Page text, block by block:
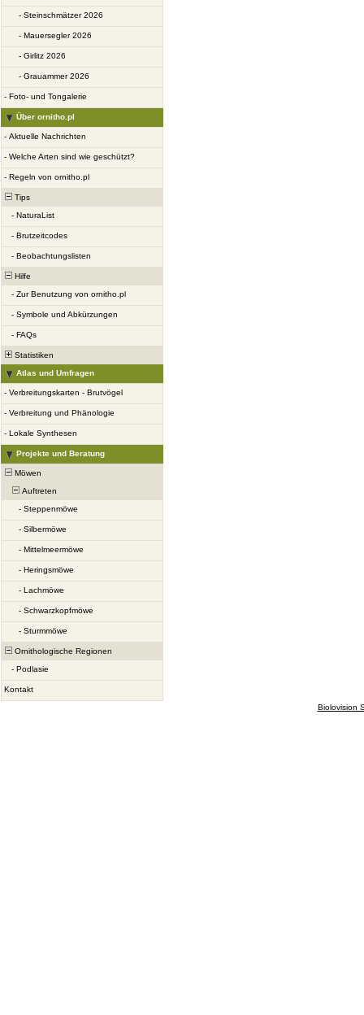
- Steinschmätzer 2026
- Mauersegler 2026
- Girlitz 2026
- Grauammer 2026
- Foto- und Tongalerie
Über ornitho.pl
- Aktuelle Nachrichten
- Welche Arten sind wie geschützt?
- Regeln von ornitho.pl
Tips
- NaturaList
- Brutzeitcodes
- Beobachtungslisten
Hilfe
- Zur Benutzung von ornitho.pl
- Symbole und Abkürzungen
- FAQs
Statistiken
Atlas und Umfragen
- Verbreitungskarten - Brutvögel
- Verbreitung und Phänologie
- Lokale Synthesen
Projekte und Beratung
Möwen
Auftreten
- Steppenmöwe
- Silbermöwe
- Mittelmeermöwe
- Heringsmöwe
- Lachmöwe
- Schwarzkopfmöwe
- Sturmmöwe
Ornithologische Regionen
- Podlasie
Kontakt
Biolovision